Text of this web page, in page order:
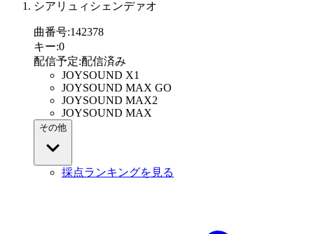
シアリュィシェンデァオ
曲番号:142378
キー:0
配信予定:配信済み
JOYSOUND X1
JOYSOUND MAX GO
JOYSOUND MAX2
JOYSOUND MAX
その他
採点ランキングを見る